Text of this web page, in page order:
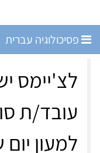
פסיכולוגיה עברית
לצ'יימס
עובד/ת
למעון